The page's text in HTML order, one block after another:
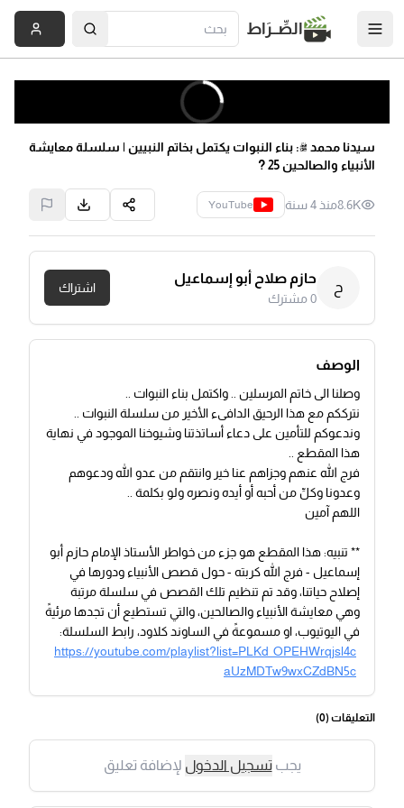
الصِّــرَاط
سيدنا محمد ﷺ: بناء النبوات يكتمل بخاتم النبيين | سلسلة معايشة
الأنبياء والصالحين 25 ?
8.6Kمنذ 4 سنة YouTube
ح
حازم صلاح أبو إسماعيل
0مشترك
اشتراك
الوصف
وصلنا الى خاتم المرسلين .. واكتمل بناء النبوات ..
نترككم مع هذا الرحيق الدافىء الأخير من سلسلة النبوات ..
وندعوكم للتأمين على دعاء أساتذتنا وشيوخنا الموجود في نهاية
هذا المقطع ..
فرج الله عنهم وجزاهم عنا خير وانتقم من عدو الله ودعوهم
وعدونا وكلِّ من أحبه أو أيده ونصره ولو بكلمة ..
اللهم آمين
** تنبيه: هذا المقطع هو جزء من خواطر الأستاذ الإمام حازم أبو
إسماعيل - فرج الله كربته - حول قصص الأنبياء ودورها في
إصلاح حياتنا، وقد تم تنظيم تلك القصص في سلسلة مرتبة
وهي معايشة الأنبياء والصالحين، والتي تستطيع أن تجدها مرئيةً
في اليوتيوب، او مسموعةً في الساوند كلاود، رابط السلسلة:
https://youtube.com/playlist?list=PLKd_OPEHWrqjsl4c
aUzMDTw9wxCZdBN5c
التعليقات (0
)
يجبتسجيل الدخول لإضافة تعليق